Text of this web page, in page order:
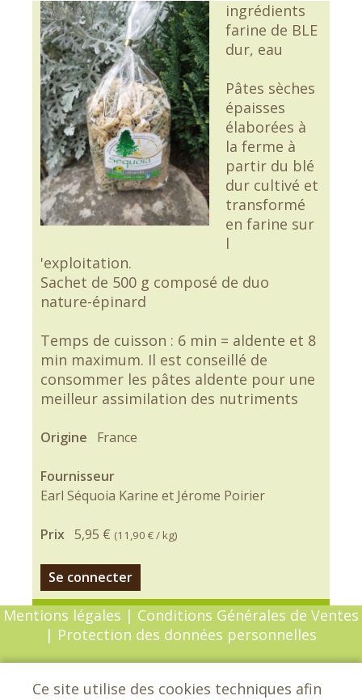
ingrédients
farine de BLE
dur, eau
Pâtes sèches
épaisses
élaborées à
la ferme à
partir du blé
dur cultivé et
transformé
en farine sur
l
'exploitation.
Sachet de 500 g composé de duo
nature-épinard
Temps de cuisson : 6 min = aldente et 8
min maximum. Il est conseillé de
consommer les pâtes aldente pour une
meilleur assimilation des nutriments
Origine France
Fournisseur
Earl Séquoia Karine et Jérome Poirier
Prix 5,95 € (11,90 €/ kg)
Se connecter
Mentions légales | Conditions Générales de Ventes
| Protection des données personnelles
réservés - Conception :Sarl Dynapse
Ce site utilise des cookies techniques afin